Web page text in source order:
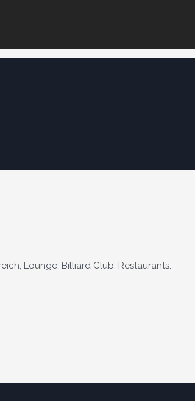
Lounge, Billiard Club, Restaurants.